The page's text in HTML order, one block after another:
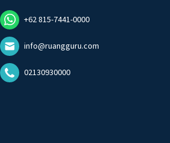
+62 815-7441-0000
info@ruangguru.com
02130930000